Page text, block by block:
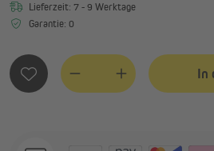
Lieferzeit: 7 - 9 Werktage
Garantie: 0
In